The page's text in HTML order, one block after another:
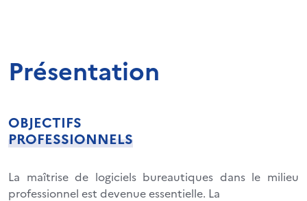
Présentation
OBJECTIFS
PROFESSIONNELS
La maîtrise de logiciels bureautiques dans le milieu
professionnel est devenue essentielle. La